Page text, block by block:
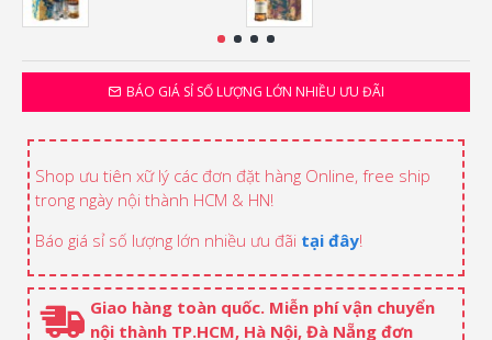
BÁO GIÁ SỈ SỐ LƯỢNG LỚN NHIỀU ƯU ĐÃI
Shop ưu tiên xữ lý các đơn đặt hàng Online, free ship
trong ngày nội thành HCM & HN!
Báo giá sỉ số lượng lớn nhiều ưu đãi tại đây!
Giao hàng toàn quốc. Miễn phí vận chuyển
nội thành TP.HCM, Hà Nội, Đà Nẵng đơn